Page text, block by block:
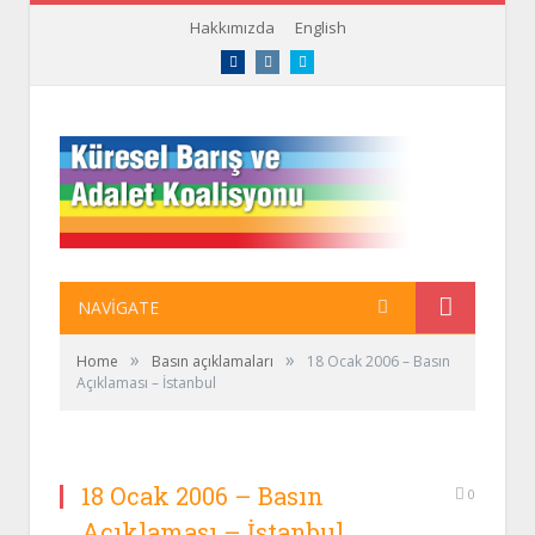
Hakkımızda English
FacebookInstagramTwitter
NAVIGATE
Home » Basın açıklamaları »
18 Ocak 2006 – Basın
Açıklaması – İstanbul
18 Ocak 2006 – Basın
0